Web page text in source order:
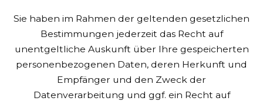
Sie haben im Rahmen der geltenden gesetzlichen
Bestimmungen jederzeit das Recht auf
unentgeltliche Auskunft über Ihre gespeicherten
personenbezogenen Daten, deren Herkunft und
Empfänger und den Zweck der
Datenverarbeitung und ggf. ein Recht auf